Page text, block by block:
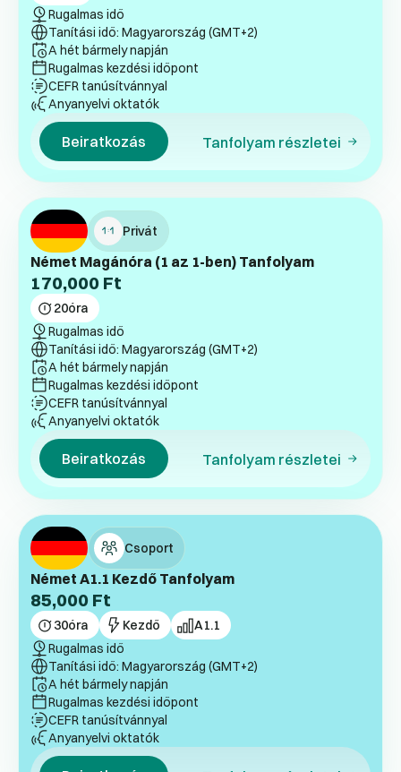
Rugalmas idő
Tanítási idő: Magyarország (GMT+2)
A hét bármely napján
Rugalmas kezdési időpont
CEFR tanúsítvánnyal
Anyanyelvi oktatók
Beiratkozás Tanfolyam részletei
Privát
Német Magánóra (1 az 1-ben) Tanfolyam
170,000 Ft
20óra
Rugalmas idő
Tanítási idő: Magyarország (GMT+2)
A hét bármely napján
Rugalmas kezdési időpont
CEFR tanúsítvánnyal
Anyanyelvi oktatók
Beiratkozás Tanfolyam részletei
Csoport
Német A1.1 Kezdő Tanfolyam
85,000 Ft
30óra Kezdő
A1.1
Rugalmas idő
Tanítási idő: Magyarország (GMT+2)
A hét bármely napján
Rugalmas kezdési időpont
CEFR tanúsítvánnyal
Anyanyelvi oktatók